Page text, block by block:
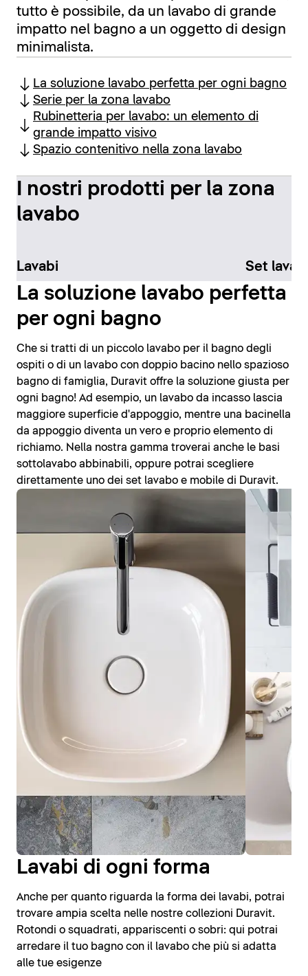
tutto è possibile, da un lavabo di grande
impatto nel bagno a un oggetto di design
minimalista.
La soluzione lavabo perfetta per ogni bagno
Serie per la zona lavabo
Rubinetteria per lavabo: un elemento di
grande impatto visivo
Spazio contenitivo nella zona lavabo
I nostri prodotti per la zona
lavabo
Lavabi Set
La soluzione lavabo perfetta
per ogni bagno
Che si tratti di un piccolo lavabo per il bagno degli
ospiti o di un lavabo con doppio bacino nello spazioso
bagno di famiglia, Duravit offre la soluzione giusta per
ogni bagno! Ad esempio, un lavabo da incasso lascia
maggiore superficie d'appoggio, mentre una bacinella
da appoggio diventa un vero e proprio elemento di
richiamo. Nella nostra gamma troverai anche le basi
sottolavabo abbinabili, oppure potrai scegliere
direttamente uno dei set lavabo e mobile di Duravit.
Lavabi di ogni forma
Anche per quanto riguarda la forma dei lavabi, potrai
trovare ampia scelta nelle nostre collezioni Duravit.
Rotondi o squadrati, appariscenti o sobri: qui potrai
arredare il tuo bagno con il lavabo che più si adatta
alle tue esigenze